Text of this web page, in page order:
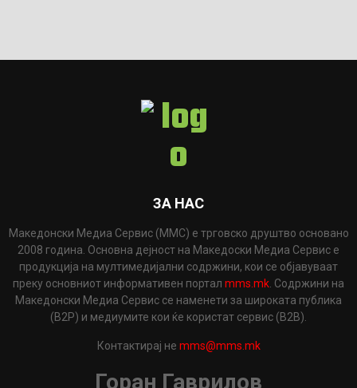
ЗА НАС
Македонски Медиа Сервис (ММС) е трговско друштво основано
2008 година. Основна дејност на Македоски Медиа Сервис е
продукција на мултимедијални содржини, кои се објавуваат
преку основниот информативен портал mms.mk . Содржини на
Македонски Медиа Сервис се наменети за широката публика
(B2P) и медиумите кои ќе користат сервис (B2B).
Контактирај не mms@mms.mk
Горан Гаврилов